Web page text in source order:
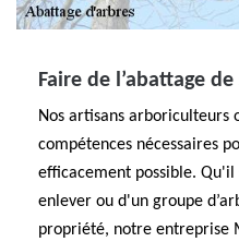
Faire de l’abattage
Nos artisans arboriculteurs
compétences nécessaires
efficacement possible.
enlever ou d'un groupe
propriété, notre entreprise